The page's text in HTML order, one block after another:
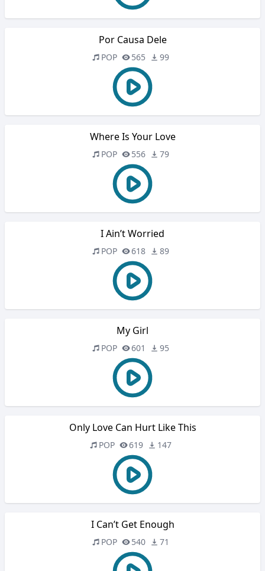
Por Causa Dele
POP 565 99
Where Is Your Love
POP 556 79
I Ain’t Worried
POP 618 89
My Girl
POP 601 95
Only Love Can Hurt Like This
POP 619 147
I Can’t Get Enough
POP 540 71